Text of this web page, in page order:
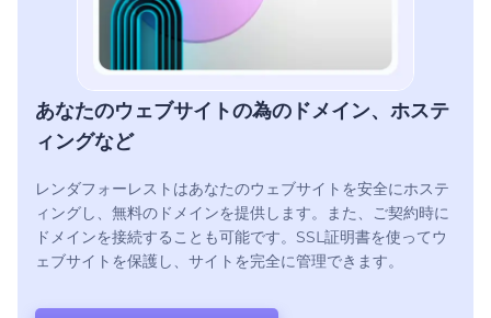
あなたのウェブサイトの為のドメイン、ホステ
ィングなど
レンダフォーレストはあなたのウェブサイトを安全にホステ
ィングし、無料のドメインを提供します。また、ご契約時に
ドメインを接続することも可能です。SSL証明書を使ってウ
ェブサイトを保護し、サイトを完全に管理できます。